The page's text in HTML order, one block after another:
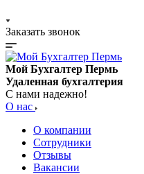
Заказать звонок
Мой Бухгалтер Пермь
Удаленная бухгалтерия
С нами надежно!
О нас
О компании
Сотрудники
Отзывы
Вакансии